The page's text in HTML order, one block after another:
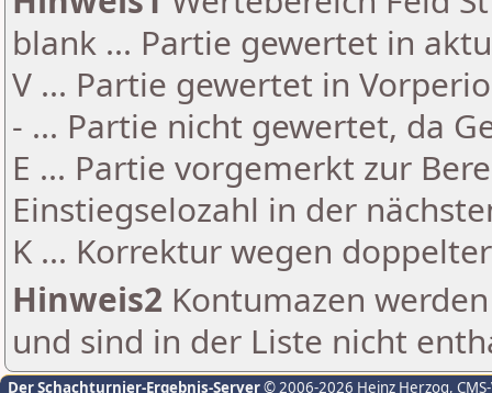
blank ... Partie gewertet in
V ... Partie gewertet in
- ... Partie nicht gewertet, da
E ... Partie vorgemerkt zur
Einstiegselozahl in der
K ... Korrektur wegen
Hinweis2 Kontumazen
und sind in der Liste nicht
Der Schachturnier-Ergebnis-Server© 2006-2026 Heinz Herzog,